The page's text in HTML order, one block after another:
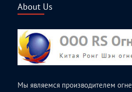
About Us
Мы являемся производителем